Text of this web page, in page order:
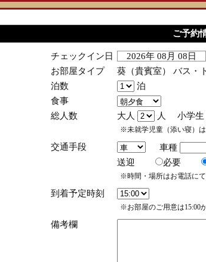
ご予約
チェックイン日
2026年 08月 08日
お部屋タイプ
葵（貴賓室） バス・
泊数
泊
食事
総人数
大人 人 小学生
※未就学児童（添い寝）は
交通手段
車種
送迎
必要
※時間・場所はお電話にて
到着予定時刻
※お部屋のご用意は15:00
備考欄